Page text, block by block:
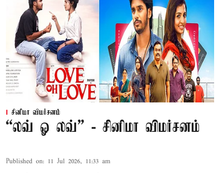
சினிமா விமர்சனம்
“லவ் ஓ லவ்” - சினிமா விமர்சனம்
Published on: 11 Jul 2026, 11:33 am